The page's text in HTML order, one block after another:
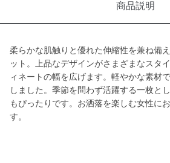
商品説明
柔らかな肌触りと優れた伸縮性を兼ね備
ット。上品なデザインがさまざまなスタ
ィネートの幅を広げます。軽やかな素材
しました。季節を問わず活躍する一枚と
もぴったりです。お洒落を楽しむ女性に
す。